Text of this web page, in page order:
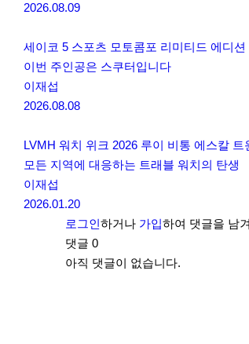
2026.08.09
세이코 5 스포츠 모토콤포 리미티드 에디션
이번 주인공은 스쿠터입니다
이재섭
2026.08.08
LVMH 워치 위크 2026 루이 비통 에스칼 트
모든 지역에 대응하는 트래블 워치의 탄생
이재섭
2026.01.20
로그인하거나 가입하여 댓글을 남
댓글 0
아직 댓글이 없습니다.